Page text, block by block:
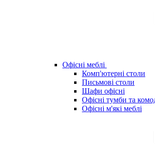
Офісні меблі
Комп'ютерні столи
Письмові столи
Шафи офісні
Офісні тумби та
Офісні м'які меблі